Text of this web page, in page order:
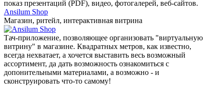
показ презентаций (PDF), видео, фотогалерей, веб-сайтов.
Ansilum Shop
Магазин, ритейл, интерактивная витрина
Тач-приложение, позволяющее организовать "виртуальную
витрину" в магазине. Квадратных метров, как известно,
всегда нехватает, а хочется выставить весь возможный
ассортимент, да дать возможность ознакомиться с
допонительными материалами, а возможно - и
сконструировать что-то самому!